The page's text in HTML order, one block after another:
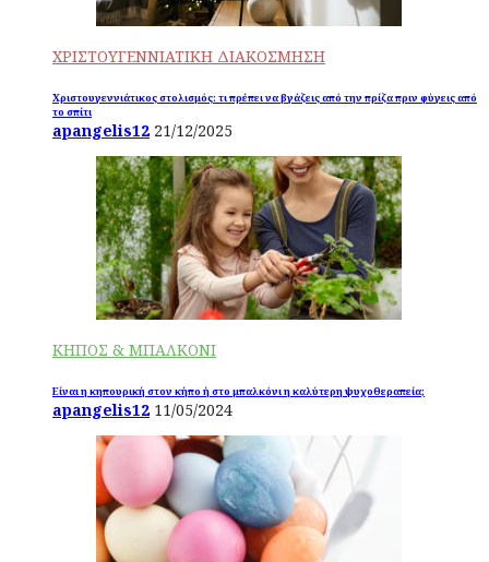
ΧΡΙΣΤΟΥΓΕΝΝΙΑΤΙΚΗ ΔΙΑΚΟΣΜΗΣΗ
Χριστουγεννιάτικος στολισμός: τι πρέπει να βγάζεις από την πρίζα πριν φύγεις από
το σπίτι
apangelis12 21/12/2025
ΚΗΠΟΣ & ΜΠΑΛΚΟΝΙ
Είναι η κηπουρική στον κήπο ή στο μπαλκόνι η καλύτερη ψυχοθεραπεία;
apangelis12 11/05/2024